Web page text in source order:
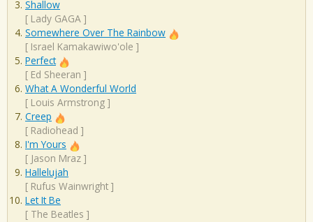
Shallow
[ Lady GAGA ]
Somewhere Over The Rainbow
[ Israel Kamakawiwo'ole ]
Perfect
[ Ed Sheeran ]
What A Wonderful World
[ Louis Armstrong ]
Creep
[ Radiohead ]
I'm Yours
[ Jason Mraz ]
Hallelujah
[ Rufus Wainwright ]
Let It Be
[ The Beatles ]